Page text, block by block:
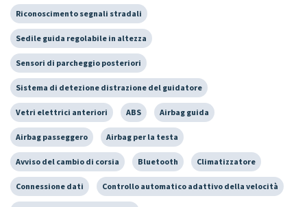
Riconoscimento segnali stradali
Sedile guida regolabile in altezza
Sensori di parcheggio posteriori
Sistema di detezione distrazione del guidatore
Vetri elettrici anteriori ABS Airbag guida
Airbag passeggero Airbag per la testa
Avviso del cambio di corsia Bluetooth Climatizzatore
Connessione dati Controllo automatico adattivo della velocità